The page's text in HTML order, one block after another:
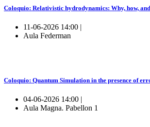
Coloquio: Relativistic hydrodynamics: Why, how,
11-06-2026 14:00 |
Aula Federman
Coloquio: Quantum Simulation in the presence of
04-06-2026 14:00 |
Aula Magna. Pabellon 1